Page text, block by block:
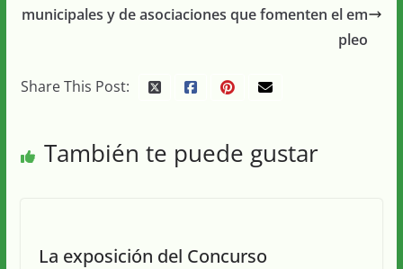
municipales y de asociaciones que fomenten el em
pleo
Share This Post:
También te puede gustar
La exposición del Concurso